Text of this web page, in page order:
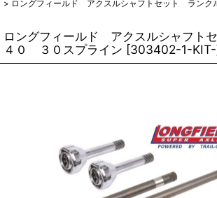
> ロングフィールド アクスルシャフトセット ランク
ロングフィールド アクスルシャフト
４０ ３０スプライン [303402-1-KIT-